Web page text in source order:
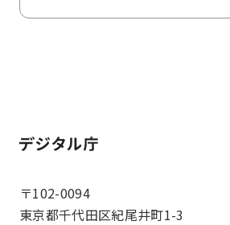
ホーム
〒102-0094
東京都千代田区紀尾井町1-3